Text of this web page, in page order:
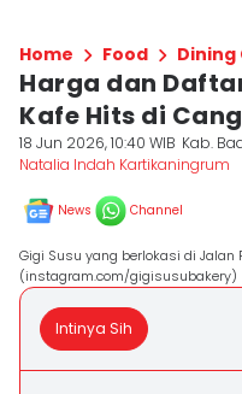
Home Food Dining
Harga dan
Kafe Hits di
18 Jun 2026, 10:40 WIB Kab.
Natalia Indah Kartikaningrum
News Channel
Gigi Susu yang berlokasi di Jalan
(instagram.com/gigisusubakery)
Intinya Sih